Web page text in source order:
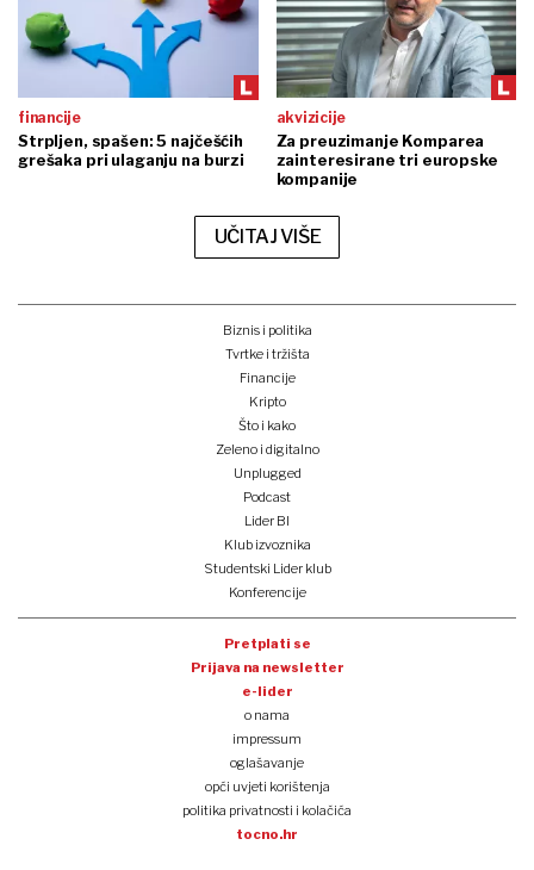
financije
Strpljen, spašen: 5 najčešćih
grešaka pri ulaganju na burzi
akvizicije
Za preuzimanje Komparea
zainteresirane tri europske
kompanije
UČITAJ VIŠE
Biznis i politika
Tvrtke i tržišta
Financije
Kripto
Što i kako
Zeleno i digitalno
Unplugged
Podcast
Lider BI
Klub izvoznika
Studentski Lider klub
Konferencije
Pretplati se
Prijava na newsletter
e-lider
o nama
impressum
oglašavanje
opći uvjeti korištenja
politika privatnosti i kolačića
tocno.hr